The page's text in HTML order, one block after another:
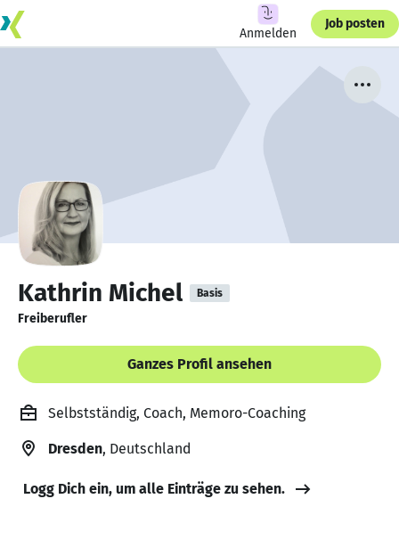
Anmelden
Job posten
Kathrin Michel Basis
Freiberufler
Ganzes Profil ansehen
Selbstständig, Coach, Memoro-Coaching
Dresden, Deutschland
Logg Dich ein, um alle Einträge zu sehen.